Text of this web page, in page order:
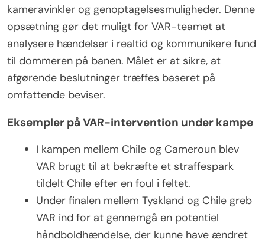
kameravinkler og genoptagelsesmuligheder. Denne
opsætning gør det muligt for VAR-teamet at
analysere hændelser i realtid og kommunikere fund
til dommeren på banen. Målet er at sikre, at
afgørende beslutninger træffes baseret på
omfattende beviser.
Eksempler på VAR-intervention under kampe
I kampen mellem Chile og Cameroun blev
VAR brugt til at bekræfte et straffespark
tildelt Chile efter en foul i feltet.
Under finalen mellem Tyskland og Chile greb
VAR ind for at gennemgå en potentiel
håndboldhændelse, der kunne have ændret